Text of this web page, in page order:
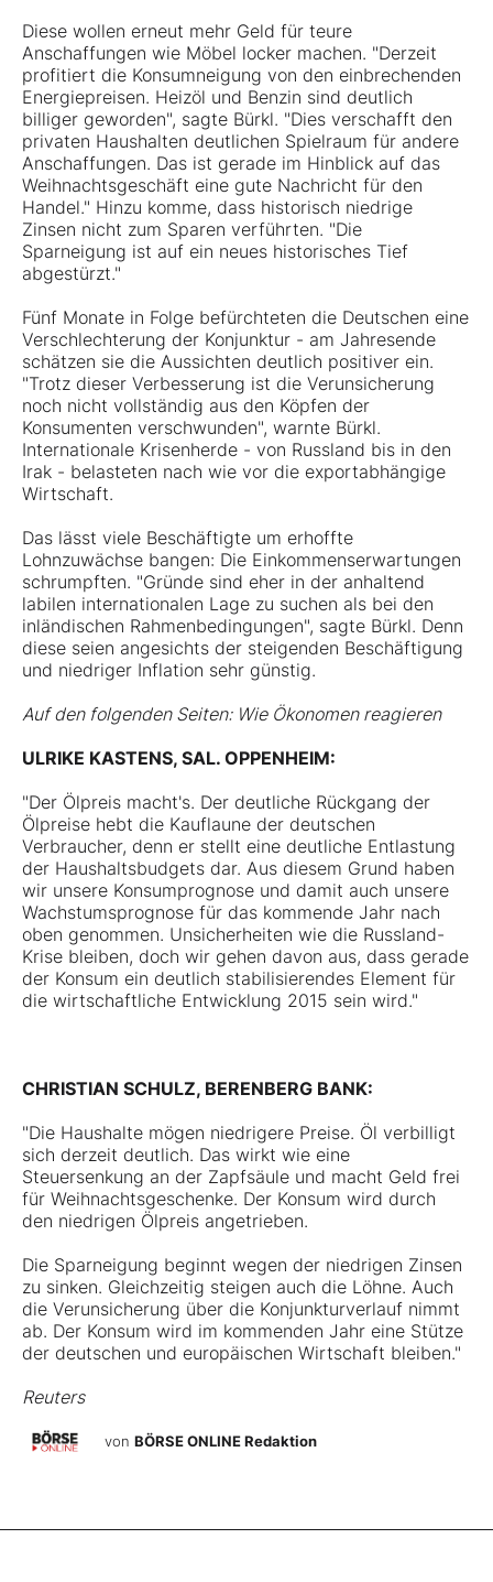
Diese wollen erneut mehr Geld für teure
Anschaffungen wie Möbel locker machen. "Derzeit
profitiert die Konsumneigung von den einbrechenden
Energiepreisen. Heizöl und Benzin sind deutlich
billiger geworden", sagte Bürkl. "Dies verschafft den
privaten Haushalten deutlichen Spielraum für andere
Anschaffungen. Das ist gerade im Hinblick auf das
Weihnachtsgeschäft eine gute Nachricht für den
Handel." Hinzu komme, dass historisch niedrige
Zinsen nicht zum Sparen verführten. "Die
Sparneigung ist auf ein neues historisches Tief
abgestürzt."
Fünf Monate in Folge befürchteten die Deutschen eine
Verschlechterung der Konjunktur - am Jahresende
schätzen sie die Aussichten deutlich positiver ein.
"Trotz dieser Verbesserung ist die Verunsicherung
noch nicht vollständig aus den Köpfen der
Konsumenten verschwunden", warnte Bürkl.
Internationale Krisenherde - von Russland bis in den
Irak - belasteten nach wie vor die exportabhängige
Wirtschaft.
Das lässt viele Beschäftigte um erhoffte
Lohnzuwächse bangen: Die Einkommenserwartungen
schrumpften. "Gründe sind eher in der anhaltend
labilen internationalen Lage zu suchen als bei den
inländischen Rahmenbedingungen", sagte Bürkl. Denn
diese seien angesichts der steigenden Beschäftigung
und niedriger Inflation sehr günstig.
Auf den folgenden Seiten: Wie Ökonomen reagieren
ULRIKE KASTENS, SAL. OPPENHEIM:
"Der Ölpreis macht's. Der deutliche Rückgang der
Ölpreise hebt die Kauflaune der deutschen
Verbraucher, denn er stellt eine deutliche Entlastung
der Haushaltsbudgets dar. Aus diesem Grund haben
wir unsere Konsumprognose und damit auch unsere
Wachstumsprognose für das kommende Jahr nach
oben genommen. Unsicherheiten wie die Russland-
Krise bleiben, doch wir gehen davon aus, dass gerade
der Konsum ein deutlich stabilisierendes Element für
die wirtschaftliche Entwicklung 2015 sein wird."
CHRISTIAN SCHULZ, BERENBERG BANK:
"Die Haushalte mögen niedrigere Preise. Öl verbilligt
sich derzeit deutlich. Das wirkt wie eine
Steuersenkung an der Zapfsäule und macht Geld frei
für Weihnachtsgeschenke. Der Konsum wird durch
den niedrigen Ölpreis angetrieben.
Die Sparneigung beginnt wegen der niedrigen Zinsen
zu sinken. Gleichzeitig steigen auch die Löhne. Auch
die Verunsicherung über die Konjunkturverlauf nimmt
ab. Der Konsum wird im kommenden Jahr eine Stütze
der deutschen und europäischen Wirtschaft bleiben."
Reuters
von BÖRSE ONLINE Redaktion